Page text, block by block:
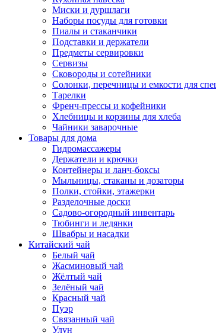
Миски и дуршлаги
Наборы посуды для готовки
Пиалы и стаканчики
Подставки и держатели
Предметы сервировки
Сервизы
Сковороды и сотейники
Солонки, перечницы и емкости для
Тарелки
Френч-прессы и кофейники
Хлебницы и корзины для хлеба
Чайники заварочные
Товары для дома
Гидромассажеры
Держатели и крючки
Контейнеры и ланч-боксы
Мыльницы, стаканы и дозаторы
Полки, стойки, этажерки
Разделочные доски
Садово-огородный инвентарь
Тюбинги и ледянки
Швабры и насадки
Китайский чай
Белый чай
Жасминовый чай
Жёлтый чай
Зелёный чай
Красный чай
Пуэр
Связанный чай
Улун